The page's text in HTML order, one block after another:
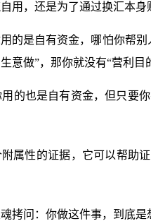
用，还是为了通过换汇本身
是自有资金，哪怕你帮别
意做”，那你就没有“营利目
的也是自有资金，但只要
属性的证据，它可以帮助
拷问：你做这件事，到底